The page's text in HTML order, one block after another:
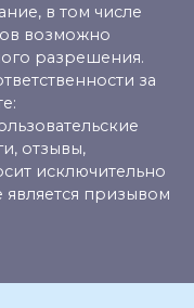
в том числе
возможно
разрешения.
за
отзывы,
исключительно
призывом